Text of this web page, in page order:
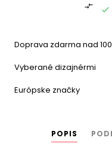
 
Doprava zdarma nad
Vyberané dizajnérmi
Európske značky
POPIS